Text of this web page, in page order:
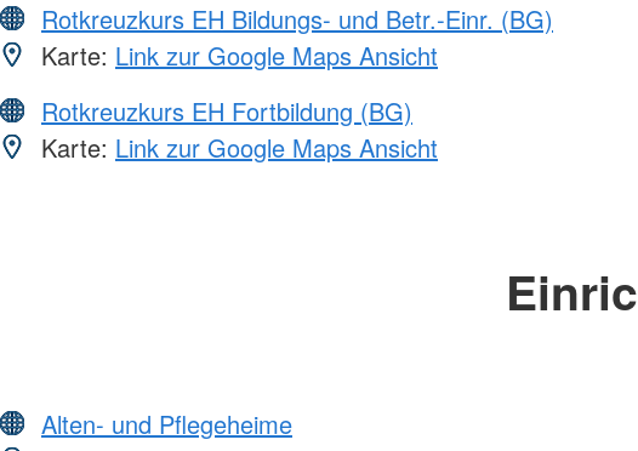
Rotkreuzkurs EH Bildungs- und Betr.-Einr. (BG)
Karte: Link zur Google Maps Ansicht
Rotkreuzkurs EH Fortbildung (BG)
Karte: Link zur Google Maps Ansicht
Alten- und Pflegeheime